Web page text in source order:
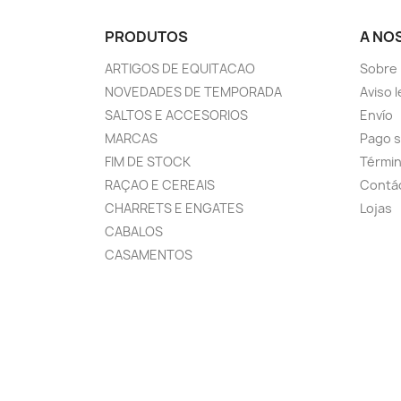
PRODUTOS
ARTIGOS DE EQUITACAO
NOVEDADES DE TEMPORADA
SALTOS E ACCESORIOS
MARCAS
FIM DE STOCK
RAÇAO E CEREAIS
CHARRETS E ENGATES
CABALOS
CASAMENTOS
A
Aviso
Envío
Pago
Lojas